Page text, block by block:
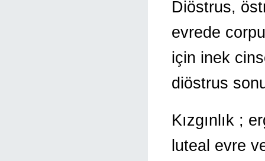
Diöstrus,
evrede
için inek
diöstrus
Kızgınlık ;
luteal evre